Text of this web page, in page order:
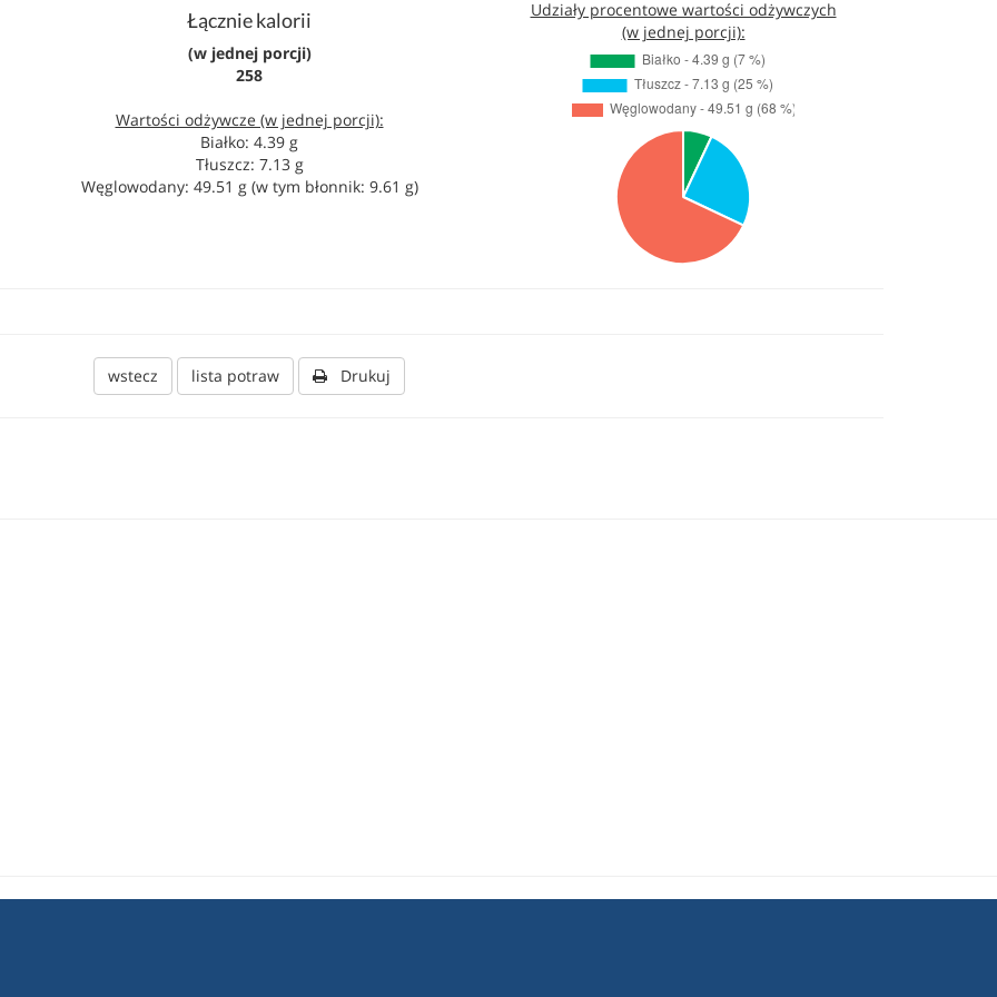
Łącznie kalorii
(w jednej porcji)
258
Wartości odżywcze (w jednej porcji):
Białko: 4.39 g
Tłuszcz: 7.13 g
Węglowodany: 49.51 g (w tym błonnik: 9.61 g)
Udziały procentowe wartości odżywczych
(w jednej porcji):
wstecz lista potraw Drukuj